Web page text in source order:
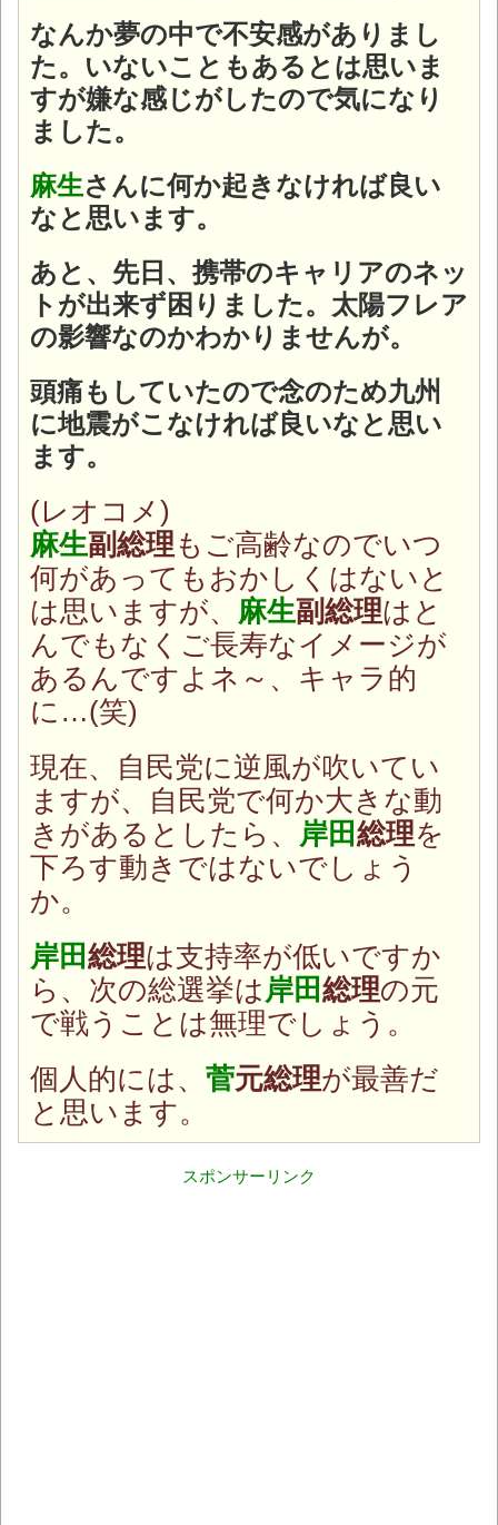
なんか夢の中で不安感がありまし
た。いないこともあるとは思いま
すが嫌な感じがしたので気になり
ました。
麻生さんに何か起きなければ良い
なと思います。
あと、先日、携帯のキャリアのネッ
トが出来ず困りました。太陽フレア
の影響なのかわかりませんが。
頭痛もしていたので念のため九州
に地震がこなければ良いなと思い
ます。
(レオコメ)
麻生副総理 もご高齢なのでいつ
何があってもおかしくはないと
は思いますが、 麻生副総理はと
んでもなくご長寿なイメージが
あるんですよネ～、キャラ的
に…(笑)
現在、自民党に逆風が吹いてい
ますが、自民党で何か大きな動
きがあるとしたら、 岸田 総理を
下ろす動きではないでしょう
か。
岸田 総理は支持率が低いですか
ら、次の総選挙は 岸田 総理の元
で戦うことは無理でしょう。
個人的には、 菅元総理が最善だ
と思います。
スポンサーリンク